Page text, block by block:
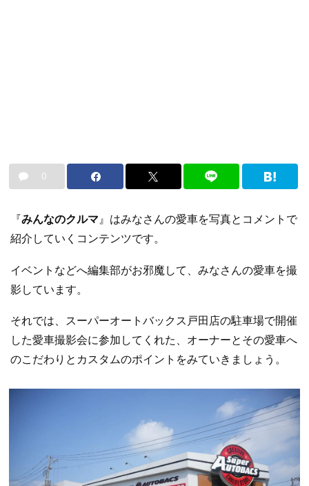
0
『みんなのクルマ 』はみなさんの愛車を写真とコメントで
紹介していくコンテンツです。
イベントなどへ編集部がお邪魔して、みなさんの愛車を撮
影しています。
それでは、スーパーオートバックス戸田店の駐車場で開催
した愛車撮影会に参加してくれた、オーナーとその愛車へ
のこだわりとカスタムのポイントをみていきましょう。